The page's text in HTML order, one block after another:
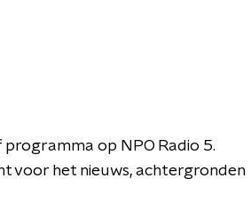
op NPO Radio 5.
voor het nieuws, achtergronden